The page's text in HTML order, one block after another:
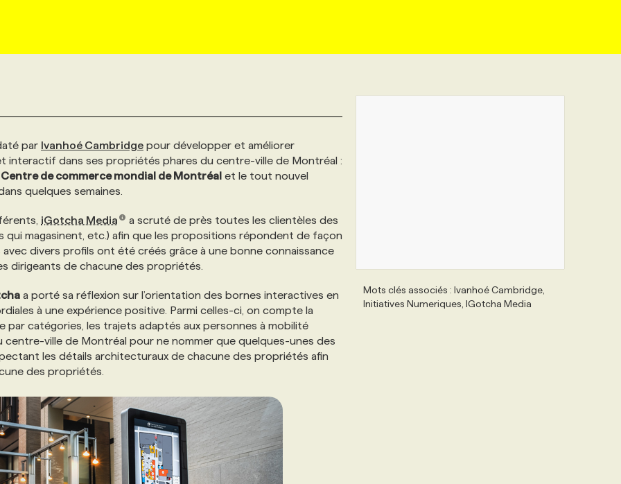
par Ivanhoé Cambridge pour développer et améliorer
interactif dans ses propriétés phares du centre-ville de Montréal :
Centre de commerce mondial de Montréal et le tout nouvel
quelques semaines.
iGotcha Media
a scruté de près toutes les clientèles des
qui magasinent, etc.) afin que les propositions répondent de façon
divers profils ont été créés grâce à une bonne connaissance
dirigeants de chacune des propriétés.
a porté sa réflexion sur l’orientation des bornes interactives en
à une expérience positive. Parmi celles-ci, on compte la
par catégories, les trajets adaptés aux personnes à mobilité
ville de Montréal pour ne nommer que quelques-unes des
les détails architecturaux de chacune des propriétés afin
des propriétés.
Mots clés associés : Ivanhoé Cambridge,
Initiatives Numeriques, IGotcha Media